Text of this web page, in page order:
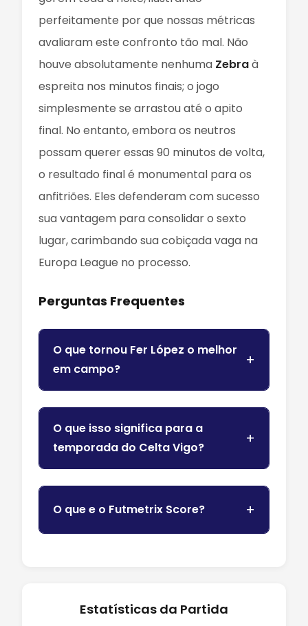
perfeitamente por que nossas métricas
avaliaram este confronto tão mal. Não
houve absolutamente nenhuma Zebraà
espreita nos minutos finais; o jogo
simplesmente se arrastou até o apito
final. No entanto, embora os neutros
possam querer essas 90 minutos de volta,
o resultado final é monumental para os
anfitriões. Eles defenderam com sucesso
sua vantagem para consolidar o sexto
lugar, carimbando sua cobiçada vaga na
Europa League no processo.
Perguntas Frequentes
O que tornou Fer López o melhor
em campo?
O que isso significa para a
temporada do Celta Vigo?
O que e o Futmetrix Score?
Estatísticas da Partida